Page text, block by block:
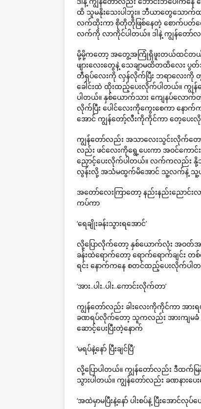
ထိ သူမနိုးသေးပါဘူး။ ဘီယာတွေသောက်
လက်ထိုးကာ စိုတိုတိုဖြစ်နေတဲ့ စောက်ပ
လက်ကို လာကိုင်ပါတယ်။ ဒါနဲ့ ကျွန်တော်
မို့မို့ကတော့ အတွေ့အကြုံရှိဖူးတယ်ထင်တယ်
ဖျားလေးတွေနဲ့ သေချာမထိတထိလေး ပွ
တီရှပ်လေးကို လှန်လိုက်ပြီး ဘရာလေး
ခေါင်းထဲ ထိုးထည့်ပေးလိုက်ပါတယ်။ က
ပါတယ်။ နှစ်ယောက်သား ကျေနပ်လော
လိုက်ပြီး ပေါင်လေးကိုကွေးစေကာ နေ
အောင် ကျွန်တော့်လီးကိုကိုင်ကာ တေ့ပေး
ကျွန်တော်လည်း အသာလေးသွင်းလိုက်တေ
လည်း ဖင်လေးကိုရွေ့ပေးကာ အဝင်ကောင်း
ညှောင့်ပေးလိုက်ပါတယ်။ လက်ကလည်း နို့သီ
လွန်းလို့ အသံမထွက်မိအောင် သူ့လက်နဲ့ သူ့ပါ
အတော်လေးကြာတော့ နည်းနည်းညောင်း
ကပ်ကာ
‘ရေချိုးခန်းသွားရအောင်’
လို့ပြောလိုက်တော့ နှစ်ယောက်လုံး အဝတ်အ
ခန်းထဲရောက်တော့ ရောက်ရောက်ချင်
ရင်း နောက်ကနေ စတင်ထည့်ပေးလိုက်ပါ
‘အား..ပါး..ပါး..ကောင်းလိုက်တာ’
ကျွန်တော်လည်း ခါးလေးကိုကိုင်ကာ အား
ခဏရပ်လိုက်တော့ သူကလည်း အားကျမခံ ဖင်
ဆောင့်ပေးပြီးတဲ့နောက်
‘မရပ်နဲ့နော် ပြီးချင်ပြီ’
လို့ပြောပါတယ်။ ကျွန်တော်လည်း ဒီထက်မ
သွားပါတယ်။ ကျွန်တော်လည်း ခဏနားပ
‘အထဲမှာမပြီးနဲ့နော် ပါးစပ်နဲ့ ပြီးအောင်လုပ်ပ